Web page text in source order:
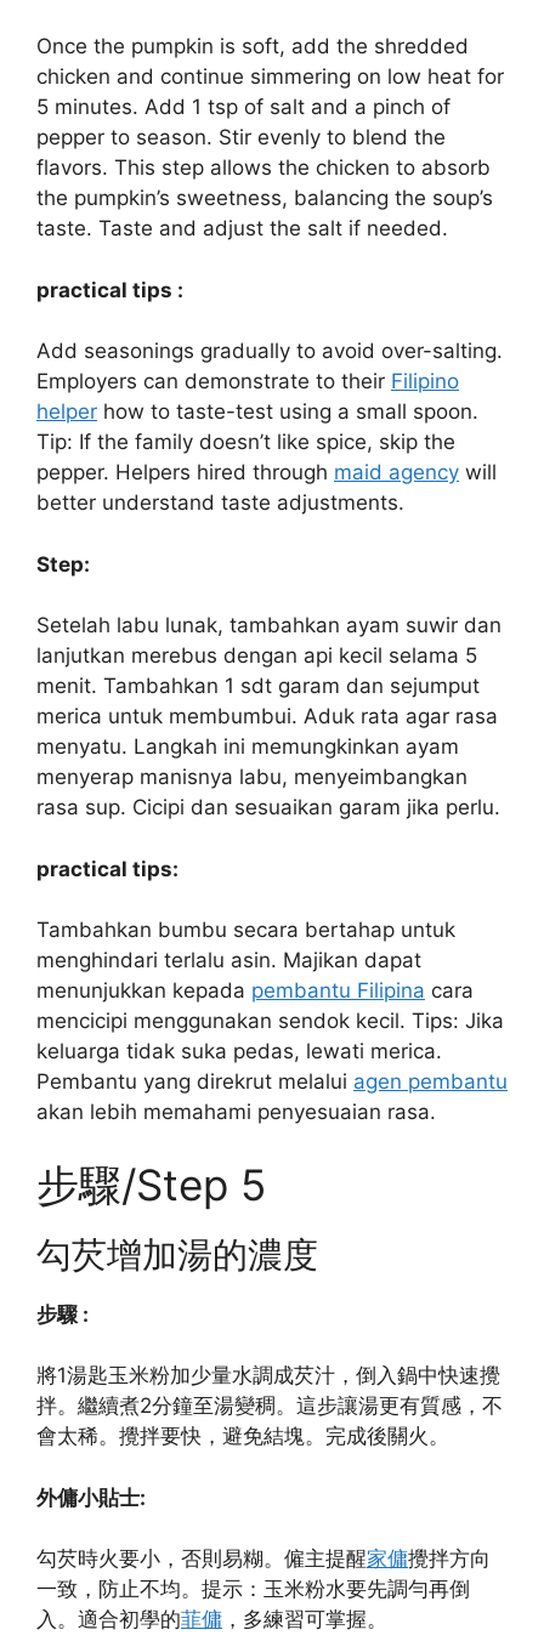
Once the pumpkin is soft, add the shredded
chicken and continue simmering on low heat for
5 minutes. Add 1 tsp of salt and a pinch of
pepper to season. Stir evenly to blend the
flavors. This step allows the chicken to absorb
the pumpkin’s sweetness, balancing the soup’s
taste. Taste and adjust the salt if needed.
practical tips :
Add seasonings gradually to avoid over-salting.
Employers can demonstrate to their Filipino
helper how to taste-test using a small spoon.
Tip: If the family doesn’t like spice, skip the
pepper. Helpers hired through maid agency will
better understand taste adjustments.
Step:
Setelah labu lunak, tambahkan ayam suwir dan
lanjutkan merebus dengan api kecil selama 5
menit. Tambahkan 1 sdt garam dan sejumput
merica untuk membumbui. Aduk rata agar rasa
menyatu. Langkah ini memungkinkan ayam
menyerap manisnya labu, menyeimbangkan
rasa sup. Cicipi dan sesuaikan garam jika perlu.
practical tips:
Tambahkan bumbu secara bertahap untuk
menghindari terlalu asin. Majikan dapat
menunjukkan kepada pembantu Filipina cara
mencicipi menggunakan sendok kecil. Tips: Jika
keluarga tidak suka pedas, lewati merica.
Pembantu yang direkrut melalui agen pembantu
akan lebih memahami penyesuaian rasa.
步驟/Step 5
勾芡增加湯的濃度
步驟 :
將1湯匙玉米粉加少量水調成芡汁，倒入鍋中快速攪
拌。繼續煮2分鐘至湯變稠。這步讓湯更有質感，不
會太稀。攪拌要快，避免結塊。完成後關火。
外傭小貼士:
勾芡時火要小，否則易糊。僱主提醒家傭攪拌方向
一致，防止不均。提示：玉米粉水要先調勻再倒
入。適合初學的菲傭 ，多練習可掌握。